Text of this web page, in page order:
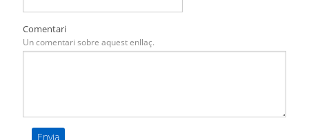
Comentari
Un comentari sobre aquest enllaç.